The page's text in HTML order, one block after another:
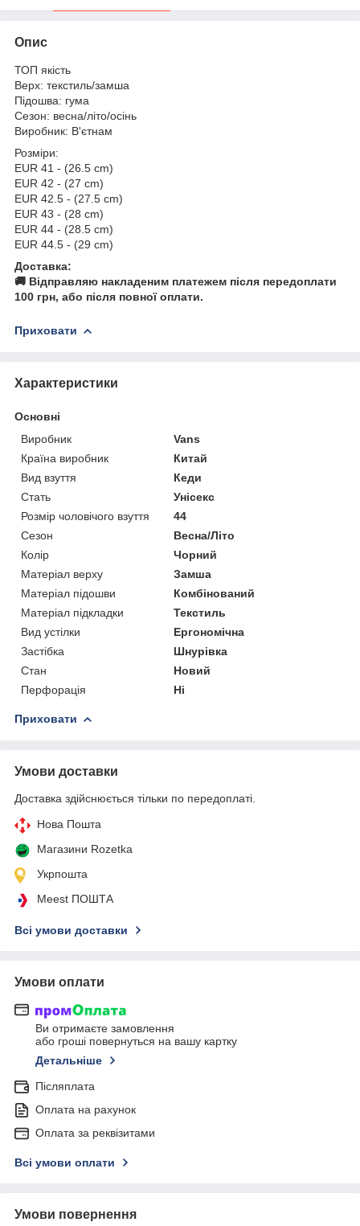
Опис
ТОП якість
Верх: текстиль/замша
Підошва: гума
Сезон: весна/літо/осінь
Виробник: В'єтнам
Розміри:
EUR 41 - (26.5 cm)
EUR 42 - (27 cm)
EUR 42.5 - (27.5 cm)
EUR 43 - (28 cm)
EUR 44 - (28.5 cm)
EUR 44.5 - (29 cm)
Доставка:
🚚 Відправляю накладеним платежем після передоплати
100 грн, або після повної оплати.
Приховати
Характеристики
Основні
Виробник
Vans
Країна виробник
Китай
Вид взуття
Кеди
Стать
Унісекс
Розмір чоловічого взуття
44
Сезон
Весна/Літо
Колір
Чорний
Матеріал верху
Замша
Матеріал підошви
Комбінований
Матеріал підкладки
Текстиль
Вид устілки
Ергономічна
Застібка
Шнурівка
Стан
Новий
Перфорація
Ні
Приховати
Умови доставки
Доставка здійснюється тільки по передоплаті.
Нова Пошта
Магазини Rozetka
Укрпошта
Meest ПОШТА
Всі умови доставки
Умови оплати
Ви отримаєте замовлення
або гроші повернуться на вашу картку
Детальніше
Післяплата
Оплата на рахунок
Оплата за реквізитами
Всі умови оплати
Умови повернення